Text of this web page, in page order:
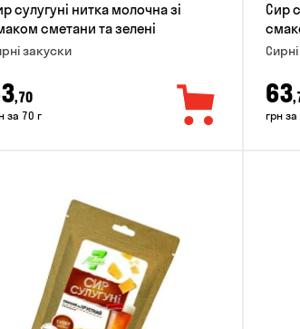
сулугуні нитка молочна зі
сметани та зелені
закуски
,70
за 70 г
Сир
63
грн за